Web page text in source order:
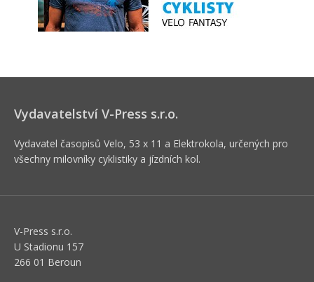
Vydavatelství V-Press s.r.o.
Vydavatel časopisů Velo, 53 x 11 a Elektrokola, určených pro
všechny milovníky cyklistiky a jízdních kol.
V-Press s.r.o.
U Stadionu 157
266 01 Beroun